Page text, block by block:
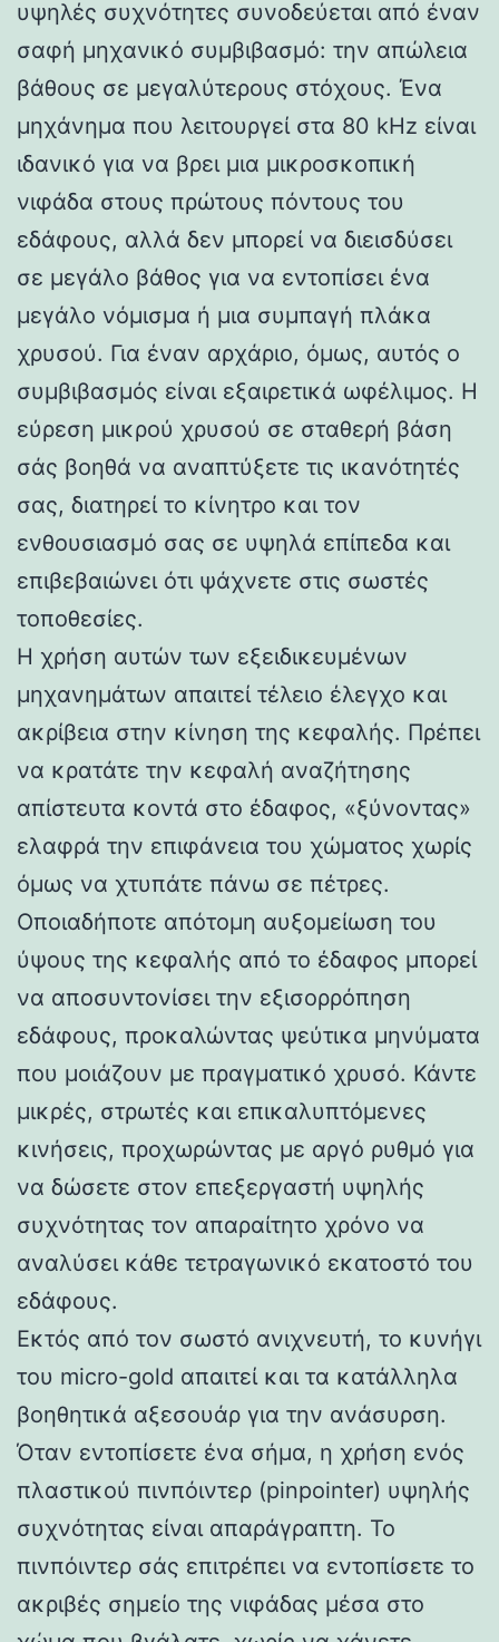
υψηλές συχνότητες συνοδεύεται από έναν
σαφή μηχανικό συμβιβασμό: την απώλεια
βάθους σε μεγαλύτερους στόχους. Ένα
μηχάνημα που λειτουργεί στα 80 kHz είναι
ιδανικό για να βρει μια μικροσκοπική
νιφάδα στους πρώτους πόντους του
εδάφους, αλλά δεν μπορεί να διεισδύσει
σε μεγάλο βάθος για να εντοπίσει ένα
μεγάλο νόμισμα ή μια συμπαγή πλάκα
χρυσού. Για έναν αρχάριο, όμως, αυτός ο
συμβιβασμός είναι εξαιρετικά ωφέλιμος. Η
εύρεση μικρού χρυσού σε σταθερή βάση
σάς βοηθά να αναπτύξετε τις ικανότητές
σας, διατηρεί το κίνητρο και τον
ενθουσιασμό σας σε υψηλά επίπεδα και
επιβεβαιώνει ότι ψάχνετε στις σωστές
τοποθεσίες.
Η χρήση αυτών των εξειδικευμένων
μηχανημάτων απαιτεί τέλειο έλεγχο και
ακρίβεια στην κίνηση της κεφαλής. Πρέπει
να κρατάτε την κεφαλή αναζήτησης
απίστευτα κοντά στο έδαφος, «ξύνοντας»
ελαφρά την επιφάνεια του χώματος χωρίς
όμως να χτυπάτε πάνω σε πέτρες.
Οποιαδήποτε απότομη αυξομείωση του
ύψους της κεφαλής από το έδαφος μπορεί
να αποσυντονίσει την εξισορρόπηση
εδάφους, προκαλώντας ψεύτικα μηνύματα
που μοιάζουν με πραγματικό χρυσό. Κάντε
μικρές, στρωτές και επικαλυπτόμενες
κινήσεις, προχωρώντας με αργό ρυθμό για
να δώσετε στον επεξεργαστή υψηλής
συχνότητας τον απαραίτητο χρόνο να
αναλύσει κάθε τετραγωνικό εκατοστό του
εδάφους.
Εκτός από τον σωστό ανιχνευτή, το κυνήγι
του micro-gold απαιτεί και τα κατάλληλα
βοηθητικά αξεσουάρ για την ανάσυρση.
Όταν εντοπίσετε ένα σήμα, η χρήση ενός
πλαστικού πινπόιντερ (pinpointer) υψηλής
συχνότητας είναι απαράγραπτη. Το
πινπόιντερ σάς επιτρέπει να εντοπίσετε το
ακριβές σημείο της νιφάδας μέσα στο